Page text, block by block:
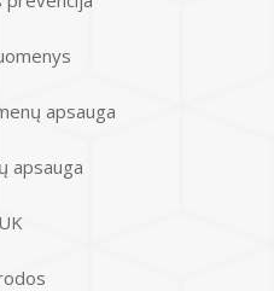
apsauga
apsauga